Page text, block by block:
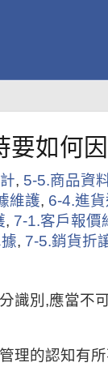
要如何
, 5-5.商品資
維護, 6-4.進
, 7-1.客戶報價
, 7-5.銷貨折
識別,應當不
理的認知有